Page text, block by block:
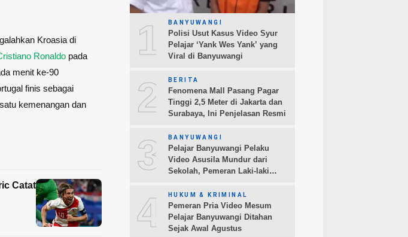
Kroasia di
Ronaldo pada
menit ke-90
finis sebagai
kemenangan dan
Catat
1 BANYUWANGI
Polisi Usut Kasus Video Syur
Pelajar ‘Yank Wes Yank’ yang
Viral di Banyuwangi
2 BERITA
Fenomena Mall Pasang Pagar
Tinggi 2,5 Meter di Jakarta dan
Surabaya, Ini Penjelasan Resmi
3 BANYUWANGI
Pelajar Banyuwangi Pelaku
Video Asusila Mundur dari
Sekolah, Pemeran Laki-laki
4 HUKUM & KRIMINAL
Pemeran Pria Video Mesum
Pelajar Banyuwangi Ditahan
Sejak Awal Agustus